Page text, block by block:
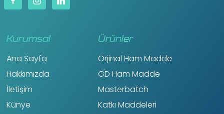
Kurumsal
Ana Sayfa
Hakkımızda
İletişim
Künye
Ürünler
Orjinal Ham Madde
GD Ham Madde
Masterbatch
Katkı Maddeleri